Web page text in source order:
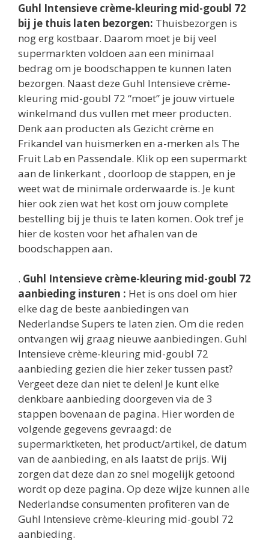
Guhl Intensieve crème-kleuring mid-goubl 72
bij je thuis laten bezorgen: Thuisbezorgen is
nog erg kostbaar. Daarom moet je bij veel
supermarkten voldoen aan een minimaal
bedrag om je boodschappen te kunnen laten
bezorgen. Naast deze Guhl Intensieve crème-
kleuring mid-goubl 72 “moet” je jouw virtuele
winkelmand dus vullen met meer producten.
Denk aan producten als Gezicht crème en
Frikandel van huismerken en a-merken als The
Fruit Lab en Passendale. Klik op een supermarkt
aan de linkerkant , doorloop de stappen, en je
weet wat de minimale orderwaarde is. Je kunt
hier ook zien wat het kost om jouw complete
bestelling bij je thuis te laten komen. Ook tref je
hier de kosten voor het afhalen van de
boodschappen aan.
. Guhl Intensieve crème-kleuring mid-goubl 72
aanbieding insturen : Het is ons doel om hier
elke dag de beste aanbiedingen van
Nederlandse Supers te laten zien. Om die reden
ontvangen wij graag nieuwe aanbiedingen. Guhl
Intensieve crème-kleuring mid-goubl 72
aanbieding gezien die hier zeker tussen past?
Vergeet deze dan niet te delen! Je kunt elke
denkbare aanbieding doorgeven via de 3
stappen bovenaan de pagina. Hier worden de
volgende gegevens gevraagd: de
supermarktketen, het product/artikel, de datum
van de aanbieding, en als laatst de prijs. Wij
zorgen dat deze dan zo snel mogelijk getoond
wordt op deze pagina. Op deze wijze kunnen alle
Nederlandse consumenten profiteren van de
Guhl Intensieve crème-kleuring mid-goubl 72
aanbieding.